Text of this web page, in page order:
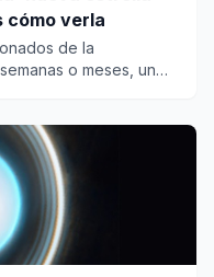
cómo verla
de la
o meses, un